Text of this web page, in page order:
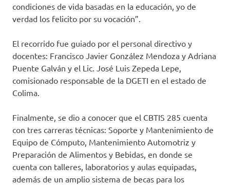
condiciones de vida basadas en la educación, yo de
verdad los felicito por su vocación”.
El recorrido fue guiado por el personal directivo y
docentes: Francisco Javier González Mendoza y Adriana
Puente Galván y el Lic. José Luis Zepeda Lepe,
comisionado responsable de la DGETI en el estado de
Colima.
Finalmente, se dio a conocer que el CBTIS 285 cuenta
con tres carreras técnicas: Soporte y Mantenimiento de
Equipo de Cómputo, Mantenimiento Automotriz y
Preparación de Alimentos y Bebidas, en donde se
cuenta con talleres, laboratorios y aulas equipadas,
además de un amplio sistema de becas para los